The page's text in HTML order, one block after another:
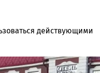
действующими